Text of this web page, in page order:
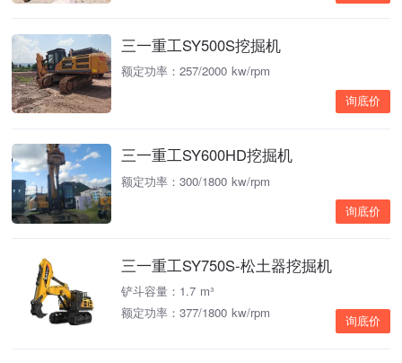
三一重工SY500S挖掘机
额定功率：257/2000 kw/rpm
询底价
三一重工SY600HD挖掘机
额定功率：300/1800 kw/rpm
询底价
三一重工SY750S-松土器挖掘机
铲斗容量：1.7 m³
额定功率：377/1800 kw/rpm
询底价